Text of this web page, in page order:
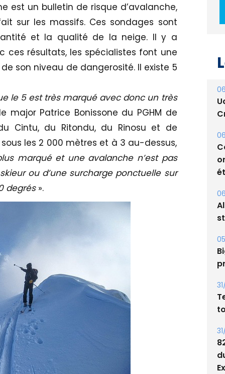
est un bulletin de risque d’avalanche,
sur les massifs. Ces sondages sont
et la qualité de la neige. Il y a
ces résultats, les spécialistes font une
son niveau de dangerosité. Il existe 5
le 5 est très marqué avec donc un très
major Patrice Bonissone du PGHM de
Cintu, du Ritondu, du Rinosu et de
les 2 000 mètres et à 3 au-dessus,
marqué et une avalanche n’est pas
ou d’une surcharge ponctuelle sur
degrés ».